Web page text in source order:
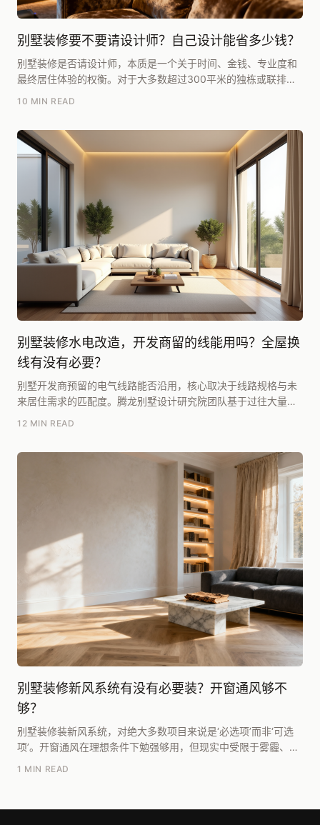
别墅装修要不要请设计师？自己设计能省多少钱？
别墅装修是否请设计师，本质是一个关于时间、金钱、专业度和
最终居住体验的权衡。对于大多数超过300平米的独栋或联排别
10 MIN READ
别墅装修水电改造，开发商留的线能用吗？全屋换
线有没有必要？
别墅开发商预留的电气线路能否沿用，核心取决于线路规格与未
来居住需求的匹配度。腾龙别墅设计研究院团队基于过往大量项
12 MIN READ
别墅装修新风系统有没有必要装？开窗通风够不
够？
别墅装修装新风系统，对绝大多数项目来说是‘必选项’而非‘可选
项’。开窗通风在理想条件下勉强够用，但现实中受限于雾霾、噪
1 MIN READ